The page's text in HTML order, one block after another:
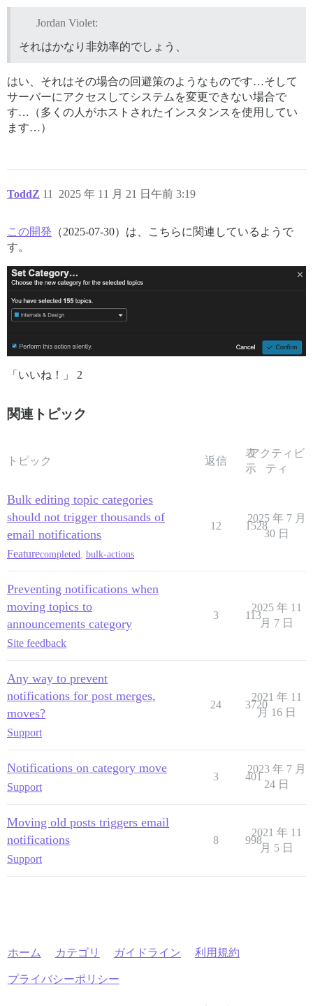
Jordan Violet:
それはかなり非効率的でしょう、
はい、それはその場合の回避策のようなものです…そして
サーバーにアクセスしてシステムを変更できない場合で
す…（多くの人がホストされたインスタンスを使用してい
ます…）
ToddZ 2025 年 11 月 21 日午前 3:19
11
この開発 （2025-07-30）は、こちらに関連しているようで
す。
「いいね！」 2
関連トピック
トピック 返信
表
示
アクティビ
ティ
Bulk editing topic categories
should not trigger thousands of
email notifications
Featurecompleted bulk-actions
12 1528
2025 年 7 月
30 日
Preventing notifications when
moving topics to
announcements category
Site feedback
3 113
2025 年 11
月 7 日
Any way to prevent
notifications for post merges,
moves?
Support
24 3720
2021 年 11
月 16 日
Notifications on category move
Support
3 401
2023 年 7 月
24 日
Moving old posts triggers email
notifications
Support
8 998
2021 年 11
月 5 日
ホーム カテゴリ ガイドライン 利用規約
プライバシーポリシー